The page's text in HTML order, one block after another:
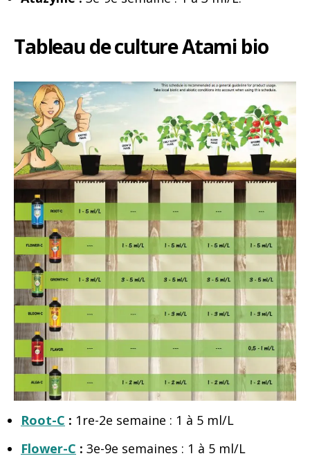
Tableau de culture Atami bio
Root-C : 1re-2e semaine : 1 à 5 ml/L
Flower-C : 3e-9e semaines : 1 à 5 ml/L